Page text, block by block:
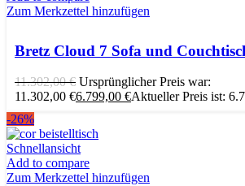
Zum Merkzettel hinzufügen
Bretz Cloud 7 Sofa und
11.302,00€ Ursprünglicher Preis war:
11.302,00 €6.799,00 €Aktueller Preis ist:
-26%
Schnellansicht
Add to compare
Zum Merkzettel hinzufügen